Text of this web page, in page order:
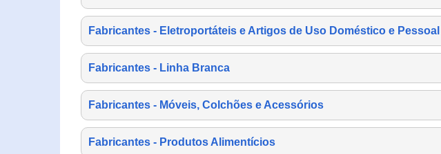
Fabricantes - Eletroportáteis e Artigos de Uso Doméstico e Pessoal
Fabricantes - Linha Branca
Fabricantes - Móveis, Colchões e Acessórios
Fabricantes - Produtos Alimentícios